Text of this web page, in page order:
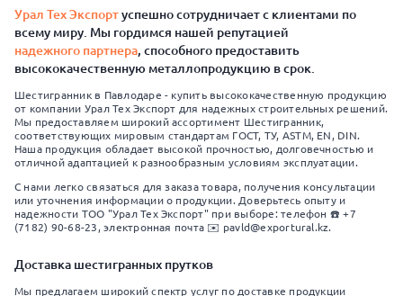
Урал Тех Экспортуспешно сотрудничает с клиентами по
всему миру. Мы гордимся нашей репутацией
надежного партнера, способного предоставить
высококачественную металлопродукцию в срок.
Шестигранник в Павлодаре - купить высококачественную продукцию
от компании Урал Тех Экспорт для надежных строительных решений.
Мы предоставляем широкий ассортимент Шестигранник,
соответствующих мировым стандартам ГОСТ, ТУ, ASTM, EN, DIN.
Наша продукция обладает высокой прочностью, долговечностью и
отличной адаптацией к разнообразным условиям эксплуатации.
С нами легко связаться для заказа товара, получения консультации
или уточнения информации о продукции. Доверьтесь опыту и
надежности ТОО "Урал Тех Экспорт" при выборе: телефон ☎️ +7
(7182) 90-68-23, электронная почта ✉️ pavld@exportural.kz.
Доставка шестигранных прутков
Мы предлагаем широкий спектр услуг по доставке продукции